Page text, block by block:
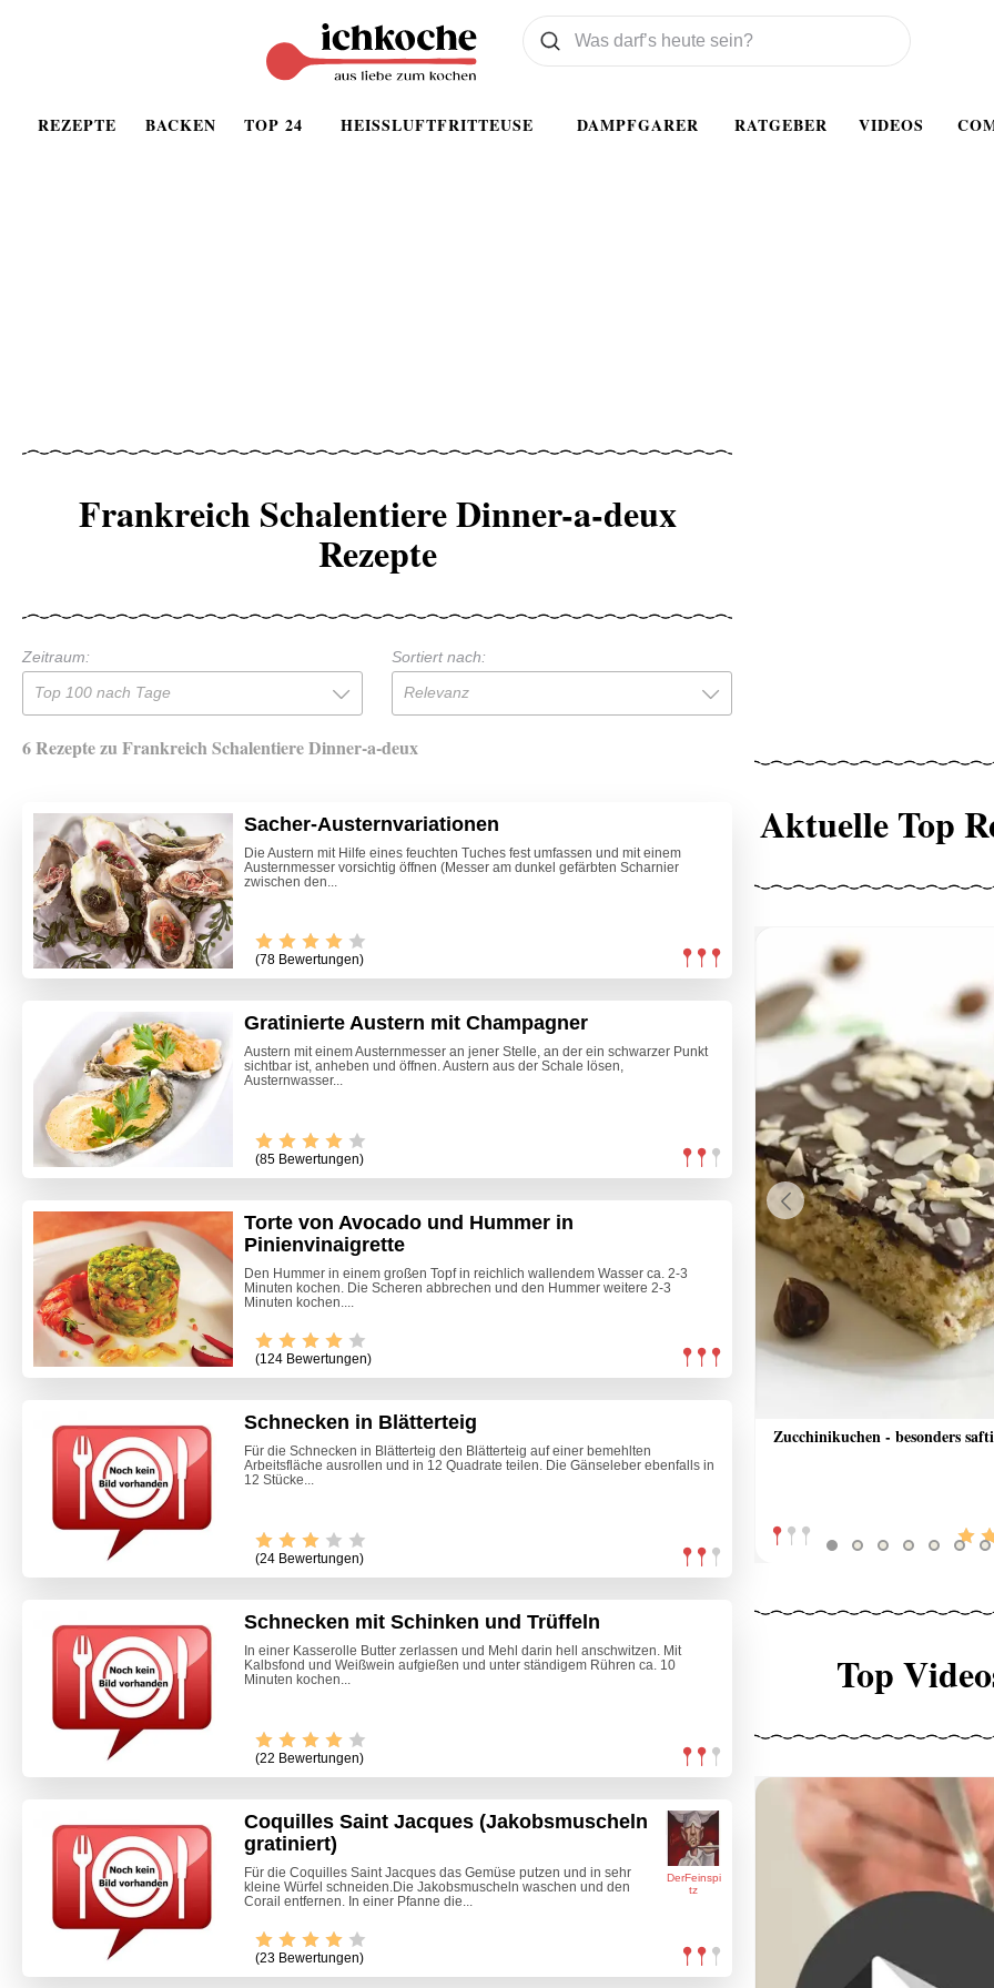
REZEPTE BACKEN TOP 24 HEISSLUFTFRITTEUSE DAMPFGARER RATGEBER VIDEOS
Was wollen Sie suchen
Suchen
Frankreich Schalentiere Dinner-a-deux
Rezepte
Zeitraum:
Top 100 nach Tage
Sortiert nach:
Relevanz
6 Rezepte zu Frankreich Schalentiere Dinner-a-deux
Sacher-Austernvariationen
Die Austern mit Hilfe eines feuchten Tuches fest umfassen und mit einem
Austernmesser vorsichtig öffnen (Messer am dunkel gefärbten Scharnier
zwischen den...
(78 Bewertungen)
Gratinierte Austern mit Champagner
Austern mit einem Austernmesser an jener Stelle, an der ein schwarzer Punkt
sichtbar ist, anheben und öffnen. Austern aus der Schale lösen,
Austernwasser...
(85 Bewertungen)
Torte von Avocado und Hummer in
Pinienvinaigrette
Den Hummer in einem großen Topf in reichlich wallendem Wasser ca. 2-3
Minuten kochen. Die Scheren abbrechen und den Hummer weitere 2-3
Minuten kochen....
(124 Bewertungen)
Schnecken in Blätterteig
Für die Schnecken in Blätterteig den Blätterteig auf einer bemehlten
Arbeitsfläche ausrollen und in 12 Quadrate teilen. Die Gänseleber ebenfalls in
12 Stücke...
(24 Bewertungen)
Schnecken mit Schinken und Trüffeln
In einer Kasserolle Butter zerlassen und Mehl darin hell anschwitzen. Mit
Kalbsfond und Weißwein aufgießen und unter ständigem Rühren ca. 10
Minuten kochen...
(22 Bewertungen)
DerFeinspi
tz
Coquilles Saint Jacques (Jakobsmuscheln
gratiniert)
Für die Coquilles Saint Jacques das Gemüse putzen und in sehr
kleine Würfel schneiden.Die Jakobsmuscheln waschen und den
Corail entfernen. In einer Pfanne die...
(23 Bewertungen)
Aktuelle Top
Zucchinikuchen - besonders
Maronen-Eis
Previous
Top